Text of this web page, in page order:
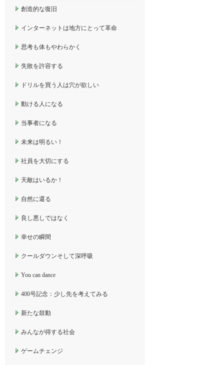
創造的な復旧
インターネットは地方にとって革命
思考も体もやわらかく
失敗を許容する
ドリルを買う人は穴が欲しい
動ける人になる
当事者になる
未来は明るい！
社員を大切にする
天敵はいるか！
自然に還る
良し悪しではなく
幸せの瞬間
クールダウンそして深呼吸
You can dance
400号記念：少し先を考えてみる
新たな鼓動
みんなが得する社会
ゲームチェンジ